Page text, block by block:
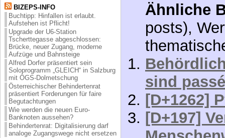
BIZEPS-INFO
Buchtipp: Hinfallen ist erlaubt.
Aufstehen ist Pflicht!
Upgrade der U6-Station
Tscherttegasse abgeschlossen:
Brücke, neuer Zugang, moderne
Aufzüge und Bahnsteige
Alfred Dorfer präsentiert sein
Soloprogramm „GLEICH“ in Salzburg
mit ÖGS-Dolmetschung
Österreichischer Behindertenrat
präsentiert Forderungen für faire
Begutachtungen
Wie werden die neuen Euro-
Banknoten aussehen?
Behindertenrat: Digitalisierung darf
analoge Zugangswege nicht ersetzen
Ähnliche
posts),
sind
[D+1262]
[D+197]